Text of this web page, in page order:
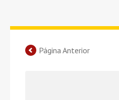
Página Anterior